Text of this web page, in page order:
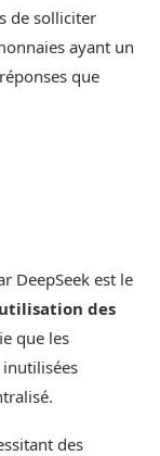
de solliciter
ayant un
que
DeepSeek est le
des
que les
inutilisées
des